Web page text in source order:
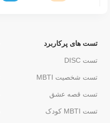
تست های پرکاربرد
تست DISC
تست شخصیت MBTI
تست قصه عشق
تست MBTI کودک